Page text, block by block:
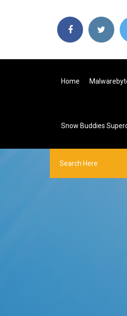
Home
Snow Buddies